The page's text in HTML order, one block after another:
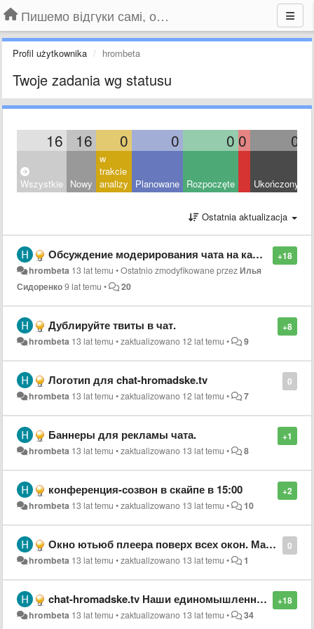
Пишемо відгуки самі, обговорюємо інші ідеї та пропозиції до Громадського Телебачення
Profil użytkownika hrombeta
Twoje zadania wg statusu
16 16 0 0 0 0 0
Wszystkie Nowy
w
trakcie
analizy
Planowane Rozpoczęte Ukończony
Ostatnia aktualizacja
+18
Обсуждение модерирования чата на канале youtube.
hrombeta 13 lat temu •Ostatnio zmodyfikowane przezИлья
Сидоренко9 lat temu • 20
+8
Дублируйте твиты в чат.
hrombeta 13 lat temu •zaktualizowano 12 lat temu • 9
0
Логотип для chat-hromadske.tv
hrombeta 13 lat temu •zaktualizowano 12 lat temu • 7
+1
Баннеры для рекламы чата.
hrombeta 13 lat temu •zaktualizowano 13 lat temu • 8
+2
конференция-созвон в скайпе в 15:00
hrombeta 13 lat temu •zaktualizowano 13 lat temu • 10
0
Окно ютьюб плеера поверх всех окон. Масштабирование. Перемещение. #Mozilla Add-ons
hrombeta 13 lat temu •zaktualizowano 13 lat temu • 1
+18
chat-hromadske.tv Наши единомышленники. Рекомендую!
hrombeta 13 lat temu •zaktualizowano 13 lat temu • 34